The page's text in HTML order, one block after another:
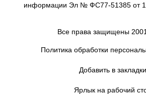
информации Эл № ФС77-51385 от
Все права защищены
Политика обработки
Добавить в закладки
Ярлык на рабочий